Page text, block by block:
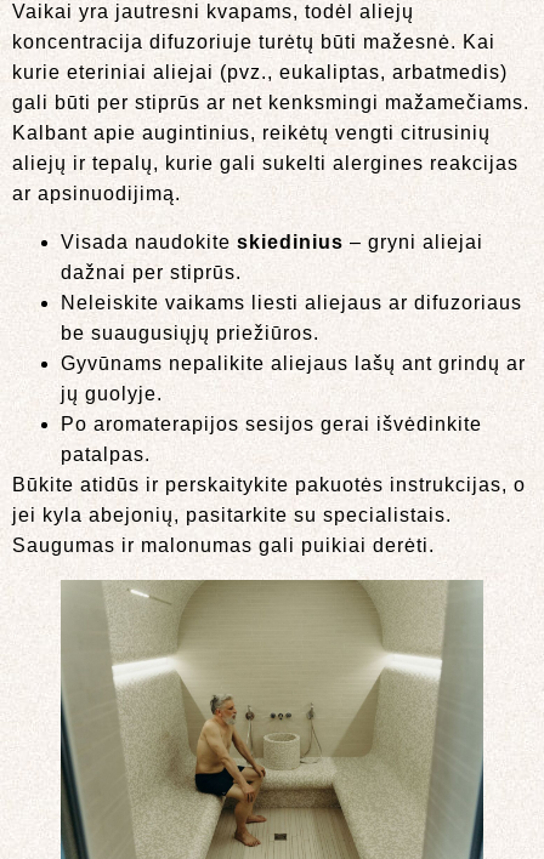
Vaikai yra jautresni kvapams, todėl aliejų
koncentracija difuzoriuje turėtų būti mažesnė. Kai
kurie eteriniai aliejai (pvz., eukaliptas, arbatmedis)
gali būti per stiprūs ar net kenksmingi mažamečiams.
Kalbant apie augintinius, reikėtų vengti citrusinių
aliejų ir tepalų, kurie gali sukelti alergines reakcijas
ar apsinuodijimą.
Visada naudokite skiedinius – gryni aliejai
dažnai per stiprūs.
Neleiskite vaikams liesti aliejaus ar difuzoriaus
be suaugusiųjų priežiūros.
Gyvūnams nepalikite aliejaus lašų ant grindų ar
jų guolyje.
Po aromaterapijos sesijos gerai išvėdinkite
patalpas.
Būkite atidūs ir perskaitykite pakuotės instrukcijas, o
jei kyla abejonių, pasitarkite su specialistais.
Saugumas ir malonumas gali puikiai derėti.